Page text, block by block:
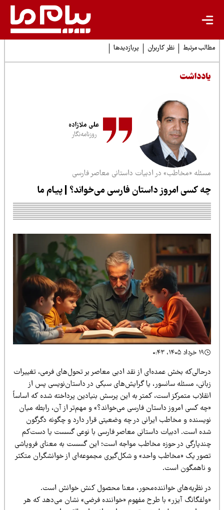
مرتبط نظر کاربران پربازدیدها
علی ملازاده
روزنامه‌نگار
«مخاطب» در ادبیات داستانی معاصر فارسی
کسی امروز داستان فارسی می‌خواند؟ | پیـام ما
بخش عمده‌ای از نقد ادبی معاصر بر تحول‌های فرمی، تغییرات
مسئله سانسور، یا گرایش‌های سبکی در داستان‌نویسی پس از
متمرکز است، کمتر به این پرسش بنیادین پرداخته شده که اساساً
کسی امروز داستان فارسی می‌خواند؟» و مهم‌تر از آن، رابطه میان
و مخاطب ایرانی در چه وضعیتی قرار دارد و چگونه دگرگون
است. ادبیات داستانی معاصر فارسی با نوعی گسست یا دست‌کم
در حوزه مخاطب مواجه است؛ این گسست به معنای فروپاشی
یک «مخاطب واحد» و شکل‌گیری مجموعه‌ای از خوانشگران متکثر
ناهمگون است.
نظریه‌های خواننده‌محور، معنا محصول کنش خوانش است.
آیزر» با طرح مفهوم «خواننده فرضی» نشان می‌دهد که هر